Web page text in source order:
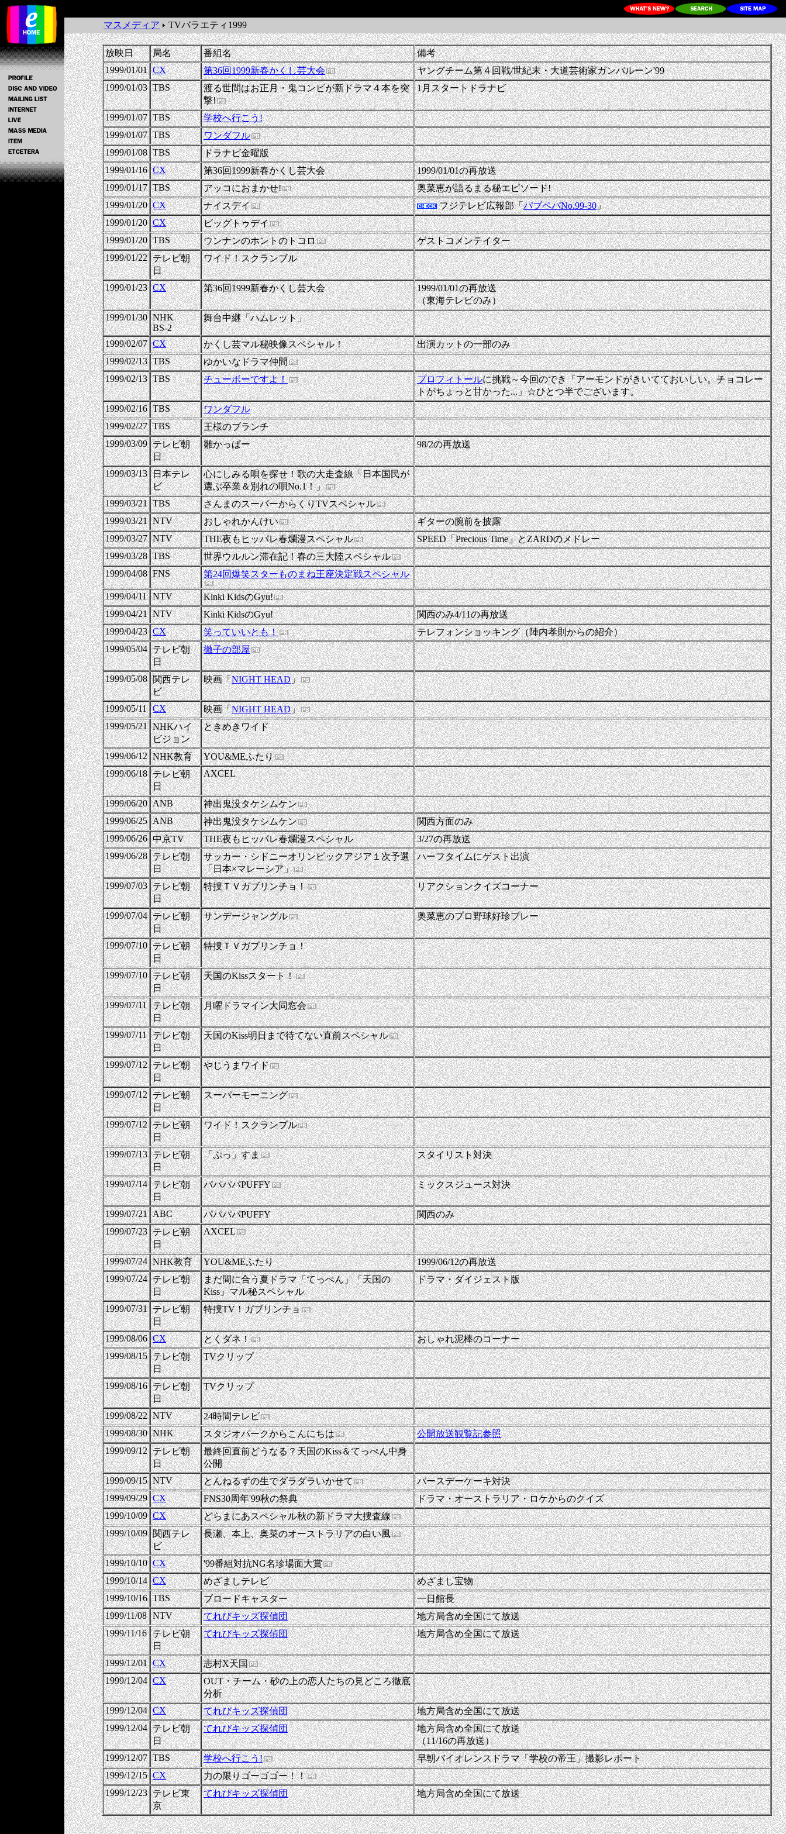
マスメディア
TVバラエティ1999
-
放映日
局名 番組名
備考
1999/01/01 CX 第36回1999新春かくし芸大会
ヤングチーム第４回戦/世紀末・大道芸術家ガンバルーン'99
1999/01/03 TBS
渡る世間はお正月・鬼コンビが新ドラマ４本を突
撃!
1月スタートドラナビ
1999/01/07 TBS 学校へ行こう!
-
1999/01/07 TBS ワンダフル
-
1999/01/08 TBS ドラナビ金曜版
-
1999/01/16 CX 第36回1999新春かくし芸大会
1999/01/01の再放送
1999/01/17 TBS アッコにおまかせ!
奥菜恵が語るまる秘エピソード!
1999/01/20 CX ナイスデイ フジテレビ広報部「パブペパNo.99-30」
1999/01/20 CX ビッグトゥデイ
-
1999/01/20 TBS ウンナンのホントのトコロ
ゲストコメンテイター
1999/01/22 テレビ朝
日
ワイド！スクランブル -
1999/01/23 CX 第36回1999新春かくし芸大会
1999/01/01の再放送
（東海テレビのみ）
1999/01/30 NHK
BS-2
舞台中継「ハムレット」 -
1999/02/07 CX かくし芸マル秘映像スペシャル！
出演カットの一部のみ
1999/02/13 TBS ゆかいなドラマ仲間
-
1999/02/13 TBS チューボーですよ！ プロフィトールに挑戦～今回のでき「アーモンドがきいてておいしい。チョコレー
トがちょっと甘かった...」☆ひとつ半でございます。
1999/02/16 TBS ワンダフル
-
1999/02/27 TBS 王様のブランチ
-
1999/03/09 テレビ朝
日
雛かっぱー 98/2の再放送
1999/03/13 日本テレ
ビ
心にしみる唄を探せ！歌の大走査線「日本国民が
選ぶ卒業＆別れの唄No.1！」
-
1999/03/21 TBS さんまのスーパーからくりTVスペシャル
-
1999/03/21 NTV おしゃれかんけい
ギターの腕前を披露
1999/03/27 NTV THE夜もヒッパレ春爛漫スペシャル
SPEED「Precious Time」とZARDのメドレー
1999/03/28 TBS 世界ウルルン滞在記！春の三大陸スペシャル
-
1999/04/08 FNS 第24回爆笑スターものまね王座決定戦スペシャル -
1999/04/11 NTV Kinki KidsのGyu!
-
1999/04/21 NTV Kinki KidsのGyu!
関西のみ4/11の再放送
1999/04/23 CX 笑っていいとも！
テレフォンショッキング（陣内孝則からの紹介）
1999/05/04 テレビ朝
日
徹子の部屋 -
1999/05/08 関西テレ
ビ
映画「NIGHT HEAD」 -
1999/05/11 CX 映画「NIGHT HEAD」
-
1999/05/21 NHKハイ
ビジョン
ときめきワイド -
1999/06/12 NHK教育 YOU&MEふたり
-
1999/06/18 テレビ朝
日
AXCEL -
1999/06/20 ANB 神出鬼没タケシムケン
-
1999/06/25 ANB 神出鬼没タケシムケン
関西方面のみ
1999/06/26 中京TV THE夜もヒッパレ春爛漫スペシャル
3/27の再放送
1999/06/28 テレビ朝
日
サッカー・シドニーオリンピックアジア１次予選
「日本×マレーシア」
ハーフタイムにゲスト出演
1999/07/03 テレビ朝
日
特捜ＴＶガブリンチョ！ リアクションクイズコーナー
1999/07/04 テレビ朝
日
サンデージャングル 奥菜恵のプロ野球好珍プレー
1999/07/10 テレビ朝
日
特捜ＴＶガブリンチョ！ -
1999/07/10 テレビ朝
日
天国のKissスタート！ -
1999/07/11 テレビ朝
日
月曜ドラマイン大同窓会 -
1999/07/11 テレビ朝
日
天国のKiss明日まで待てない直前スペシャル -
1999/07/12 テレビ朝
日
やじうまワイド -
1999/07/12 テレビ朝
日
スーパーモーニング -
1999/07/12 テレビ朝
日
ワイド！スクランブル -
1999/07/13 テレビ朝
日
「ぷっ」すま スタイリスト対決
1999/07/14 テレビ朝
日
パパパパPUFFY ミックスジュース対決
1999/07/21 ABC パパパパPUFFY
関西のみ
1999/07/23 テレビ朝
日
AXCEL -
1999/07/24 NHK教育 YOU&MEふたり
1999/06/12の再放送
1999/07/24 テレビ朝
日
まだ間に合う夏ドラマ「てっぺん」「天国の
Kiss」マル秘スペシャル
ドラマ・ダイジェスト版
1999/07/31 テレビ朝
日
特捜TV！ガブリンチョ -
1999/08/06 CX とくダネ！
おしゃれ泥棒のコーナー
1999/08/15 テレビ朝
日
TVクリップ -
1999/08/16 テレビ朝
日
TVクリップ -
1999/08/22 NTV 24時間テレビ
-
1999/08/30 NHK スタジオパークからこんにちは
公開放送観覧記参照
1999/09/12 テレビ朝
日
最終回直前どうなる？天国のKiss＆てっぺん中身
公開
-
1999/09/15 NTV とんねるずの生でダラダラいかせて
バースデーケーキ対決
1999/09/29 CX FNS30周年'99秋の祭典
ドラマ・オーストラリア・ロケからのクイズ
1999/10/09 CX どらまにあスペシャル秋の新ドラマ大捜査線
-
1999/10/09 関西テレ
ビ
長瀬、本上、奥菜のオーストラリアの白い風 -
1999/10/10 CX '99番組対抗NG名珍場面大賞
-
1999/10/14 CX めざましテレビ
めざまし宝物
1999/10/16 TBS ブロードキャスター
一日館長
1999/11/08 NTV てれびキッズ探偵団
地方局含め全国にて放送
1999/11/16 テレビ朝
日
てれびキッズ探偵団 地方局含め全国にて放送
1999/12/01 CX 志村X天国
-
1999/12/04 CX
OUT・チーム・砂の上の恋人たちの見どころ徹底
分析
-
1999/12/04 CX てれびキッズ探偵団
地方局含め全国にて放送
1999/12/04 テレビ朝
日
てれびキッズ探偵団
地方局含め全国にて放送
（11/16の再放送）
1999/12/07 TBS 学校へ行こう!
早朝バイオレンスドラマ「学校の帝王」撮影レポート
1999/12/15 CX 力の限りゴーゴゴー！！
-
1999/12/23 テレビ東
京
てれびキッズ探偵団 地方局含め全国にて放送
-